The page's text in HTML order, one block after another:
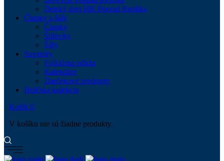
Detský dres HK Poprad Replika
Čiapky a šály
Čiapky
Šiltovky
Šály
Suveníry
Folklórna edícia
Kalendáre
Darčekové predmety
Hráčska kolekcia
Košík 0
V košíku nie sú žiadne produkty.